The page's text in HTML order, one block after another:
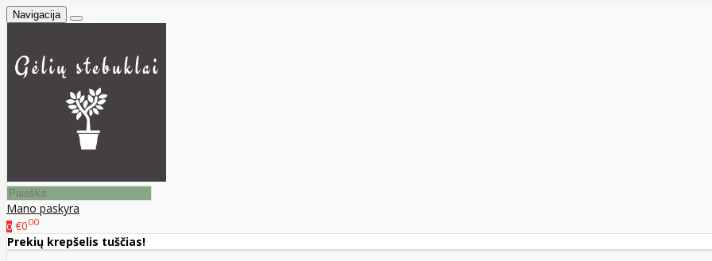
Navigacija
Mano paskyra
0 €000
Prekių krepšelis tuščias!